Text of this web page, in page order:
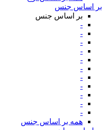
بر اساس جنس
بر اساس جنس
-
-
-
-
-
-
-
-
-
-
-
همه بر اساس جنس